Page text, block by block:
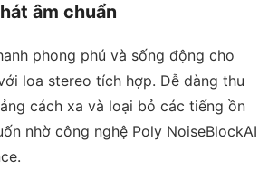
âm chuẩn
phong phú và sống động cho
loa stereo tích hợp. Dễ dàng thu
cách xa và loại bỏ các tiếng ồn
nhờ công nghệ Poly NoiseBlockAI